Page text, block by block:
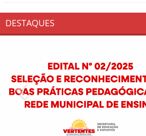
DESTAQUES
Previous